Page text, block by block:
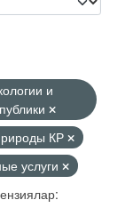
и
КР
услуги